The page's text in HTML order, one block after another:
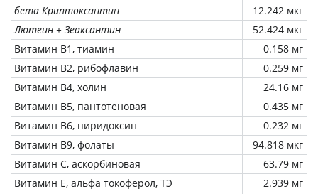
бета Криптоксантин
12.242 мкг
Лютеин + Зеаксантин
52.424 мкг
Витамин В1, тиамин
0.158 мг
Витамин В2, рибофлавин
0.259 мг
Витамин В4, холин
24.16 мг
Витамин В5, пантотеновая
0.435 мг
Витамин В6, пиридоксин
0.232 мг
Витамин В9, фолаты
94.818 мкг
Витамин C, аскорбиновая
63.79 мг
Витамин Е, альфа токоферол, ТЭ
2.939 мг